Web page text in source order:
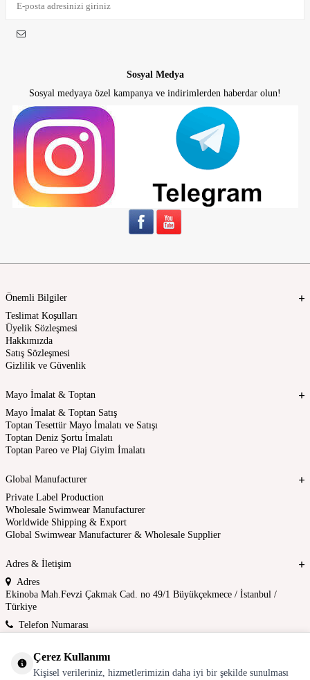
Sosyal Medya
Sosyal medyaya özel kampanya ve indirimlerden haberdar olun!
Önemli Bilgiler
Teslimat Koşulları
Üyelik Sözleşmesi
Hakkımızda
Satış Sözleşmesi
Gizlilik ve Güvenlik
Mayo İmalat & Toptan
Mayo İmalat & Toptan Satış
Toptan Tesettür Mayo İmalatı ve Satışı
Toptan Deniz Şortu İmalatı
Toptan Pareo ve Plaj Giyim İmalatı
Global Manufacturer
Private Label Production
Wholesale Swimwear Manufacturer
Worldwide Shipping & Export
Global Swimwear Manufacturer & Wholesale Supplier
Adres & İletişim
Adres
Ekinoba Mah.Fevzi Çakmak Cad. no 49/1 Büyükçekmece / İstanbul /
Türkiye
Telefon Numarası
E-Posta
toptan@toptanmayo.com
Çerez Kullanımı
Kişisel verileriniz, hizmetlerimizin daha iyi bir şekilde sunulması